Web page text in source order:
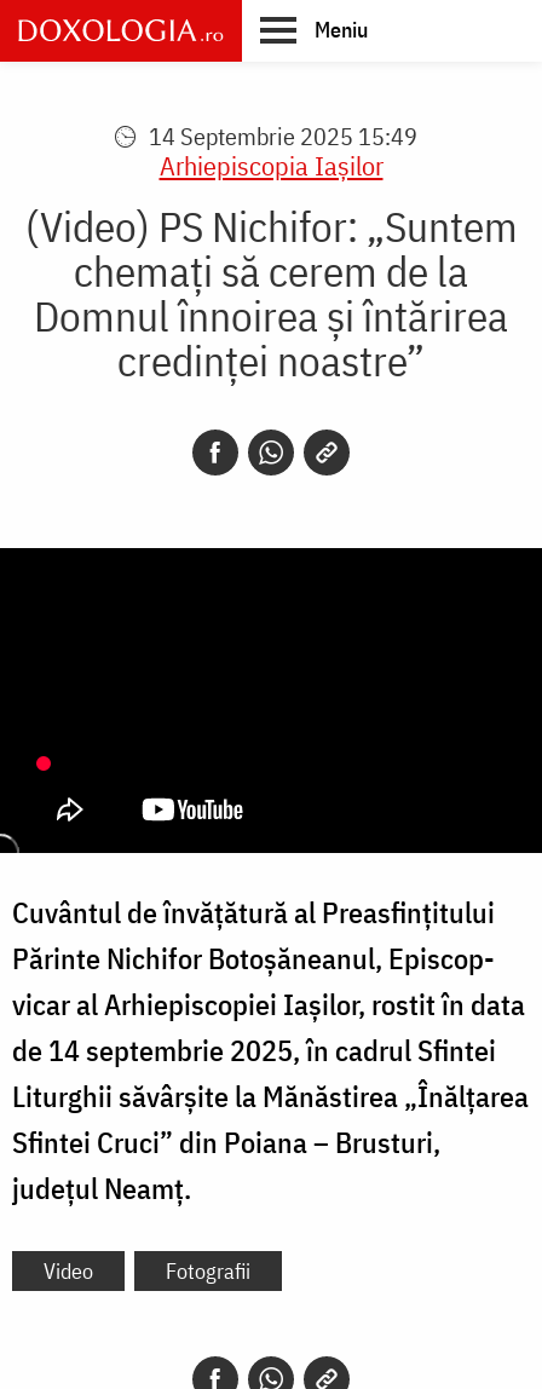
Skip
to
main
Meniu
14 Septembrie 2025 15:49
Arhiepiscopia Iaşilor
(Video) PS Nichifor: „Suntem
chemați să cerem de la
Domnul înnoirea și întărirea
credinței noastre”
Cuvântul de învățătură al Preasfințitului
Părinte Nichifor Botoșăneanul, Episcop-
vicar al Arhiepiscopiei Iașilor, rostit în data
de 14 septembrie 2025, în cadrul Sfintei
Liturghii săvârșite la Mănăstirea„Înălțarea
Sfintei Cruci” din Poiana – Brusturi,
județul Neamț.
Video Fotografii